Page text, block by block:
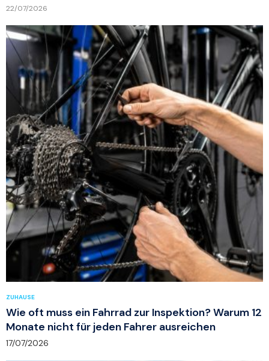
22/07/2026
ZUHAUSE
Wie oft muss ein Fahrrad zur Inspektion? Warum 12
Monate nicht für jeden Fahrer ausreichen
17/07/2026